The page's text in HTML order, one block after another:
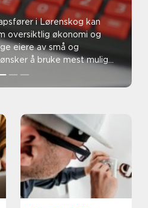
i Lørenskog kan
oversiktlig økonomi og
eiere av små og
å bruke mest mulig